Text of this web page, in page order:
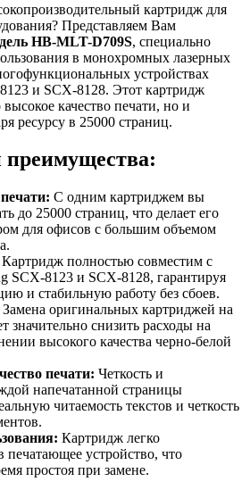
картридж для
Представляем Вам
HB-MLT-D709S, специально
в монохромных лазерных
устройствах
и SCX-8128. Этот картридж
высокое качество печати, но и
ресурсу в 25000 страниц.
преимущества:
С одним картриджем вы
до 25000 страниц, что делает его
для офисов с большим объемом
Картридж полностью совместим с
SCX-8123 и SCX-8128, гарантируя
и стабильную работу без сбоев.
Замена оригинальных картриджей на
значительно снизить расходы на
высокого качества черно-белой
печати: Четкость и
напечатанной страницы
читаемость текстов и четкость
Картридж легко
печатающее устройство, что
простоя при замене.